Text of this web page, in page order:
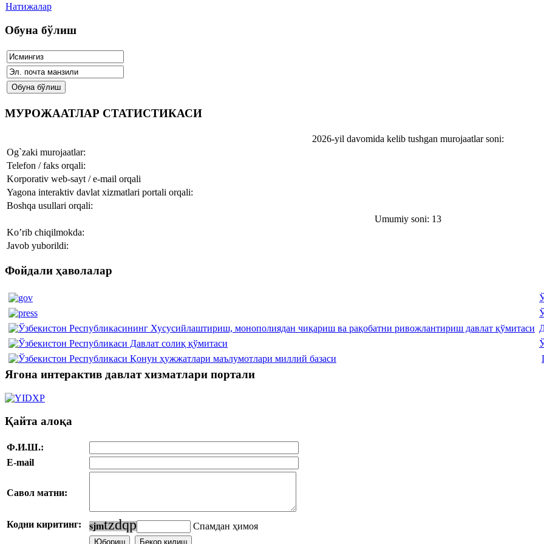
Натижалар
Обуна бўлиш
МУРОЖААТЛАР СТАТИСТИКАСИ
2026-yil davomida kelib tushgan murojaatlar soni:
Og`zaki murojaatlar:
Telefon / faks orqali:
Korporativ web-sayt / e-mail orqali
Yagona interaktiv davlat xizmatlari portali orqali:
Boshqa usullari orqali:
Umumiy soni: 13
Ko’rib chiqilmokda:
Javob yuborildi:
Фойдали ҳаволалар
Ягона интерактив давлат хизматлари портали
Қайта алоқа
Ф.И.Ш.:
E-mail
Савол матни:
Кодни киритинг: sjmtzdqp Спамдан ҳимоя